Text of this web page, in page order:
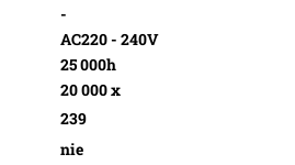
-
AC220 - 240V
25 000h
20 000 x
239
nie